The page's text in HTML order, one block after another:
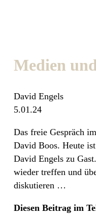
Medien
David Engels
5.01.24
Das freie Gespräch
David Boos. Heute
David Engels zu
wieder treffen und
diskutieren …
Diesen Beitrag im